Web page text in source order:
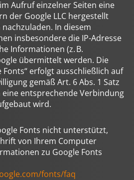
Aufruf einzelner Seiten eine
der Google LLC hergestellt
In diesem
insbesondere die IP-Adresse
Informationen (z. B.
übermittelt werden. Die
Fonts“ erfolgt ausschließlich auf
gemäß Art. 6 Abs. 1 Satz
eine entsprechende Verbindung
wird.
Fonts nicht unterstützt,
von Ihrem Computer
zu Google Fonts
fonts/faq